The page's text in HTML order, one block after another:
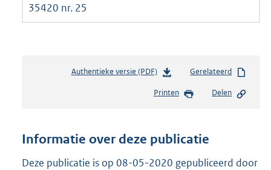
35420 nr. 25
Authentieke versie (PDF)b
s
n
s
Gerelateerd
Printen Delen
Informatie over deze publicatie
Deze publicatie is op 08-05-2020 gepubliceerd door